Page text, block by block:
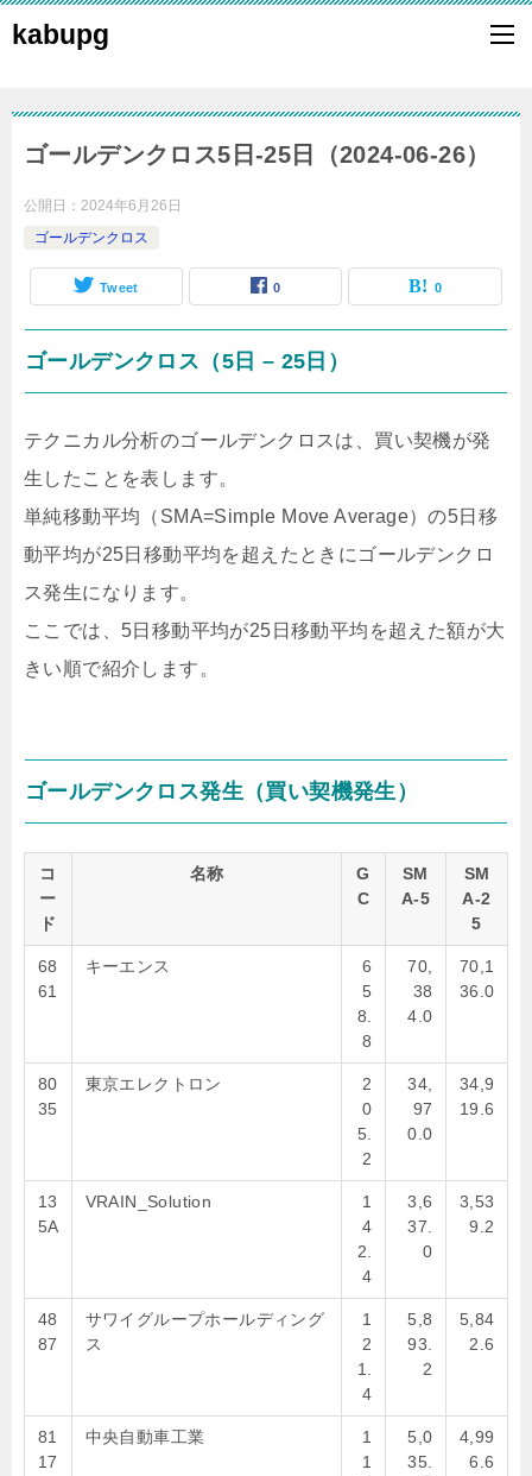
kabupg
ゴールデンクロス5日-25日（2024-06-26）
公開日： 2024年6月26日
ゴールデンクロス
Tweet 0 0
ゴールデンクロス（5日 – 25日）
テクニカル分析のゴールデンクロスは、買い契機が発
生したことを表します。
単純移動平均（SMA=Simple Move Average）の5日移
動平均が25日移動平均を超えたときにゴールデンクロ
ス発生になります。
ここでは、5日移動平均が25日移動平均を超えた額が大
きい順で紹介します。
ゴールデンクロス発生（買い契機発生）
コ
ー
ド
名称
G
C
SM
A-5
SM
A-2
5
68
61
キーエンス
6
5
8.
8
70,
38
4.0
70,1
36.0
80
35
東京エレクトロン
2
0
5.
2
34,
97
0.0
34,9
19.6
13
5A
VRAIN_Solution
1
4
2.
4
3,6
37.
0
3,53
9.2
48
87
サワイグループホールディング
ス
1
2
1.
4
5,8
93.
2
5,84
2.6
81
17
中央自動車工業
1
1
5,0
35.
4,99
6.6